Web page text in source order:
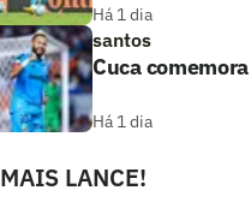
Há 1 dia
santos
Cuca
Há 1 dia
MAIS LANCE!